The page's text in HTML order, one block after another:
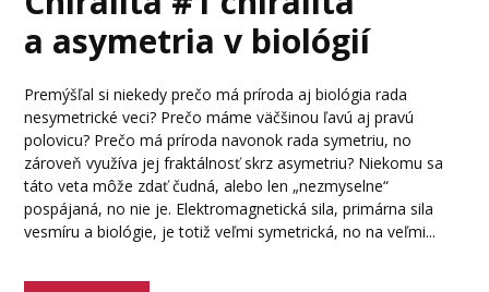
a asymetria v biológií
Premýšľal si niekedy prečo má príroda aj biológia rada
nesymetrické veci? Prečo máme väčšinou ľavú aj pravú
polovicu? Prečo má príroda navonok rada symetriu, no
zároveň využíva jej fraktálnosť skrz asymetriu? Niekomu sa
táto veta môže zdať čudná, alebo len „nezmyselne“
pospájaná, no nie je. Elektromagnetická sila, primárna sila
vesmíru a biológie, je totiž veľmi symetrická, no na veľmi...